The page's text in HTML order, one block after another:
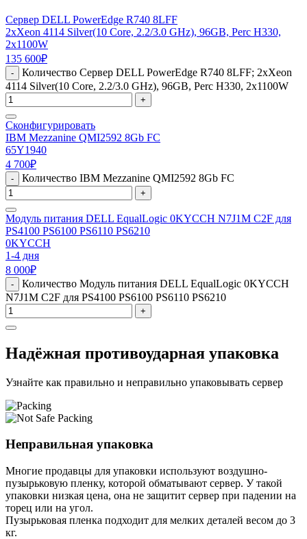
Сервер DELL PowerEdge R740 8LFF
2xXeon 4114 Silver(10 Core, 2.2/3.0 GHz), 96GB, Perc H330,
2x1100W
135 600₽
-
Количество Сервер DELL PowerEdge R740 8LFF; 2xXeon
4114 Silver(10 Core, 2.2/3.0 GHz), 96GB, Perc H330, 2x1100W
+
Сконфигурировать
IBM Mezzanine QMI2592 8Gb FC
65Y1940
4 700₽
- Количество IBM Mezzanine QMI2592 8Gb FC
+
Модуль питания DELL EqualLogic 0KYCCH N7J1M C2F для
PS4100 PS6100 PS6110 PS6210
0KYCCH
1-4 дня
8 000₽
-
Количество Модуль питания DELL EqualLogic 0KYCCH
N7J1M C2F для PS4100 PS6100 PS6110 PS6210
+
Надёжная противоударная упаковка
Узнайте как правильно и неправильно упаковывать сервер
Неправильная упаковка
Многие продавцы для упаковки используют воздушно-
пузырьковую пленку, которой обматывают сервер. У такой
упаковки низкая цена, она не защитит сервер при падении на
торец или на угол.
Пузырьковая пленка подходит для мелких деталей весом до 3
кг.